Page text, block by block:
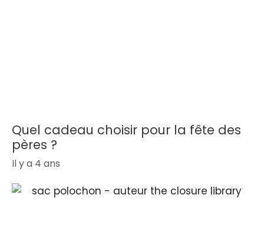
Quel cadeau choisir pour la fête des
pères ?
Il y a 4 ans